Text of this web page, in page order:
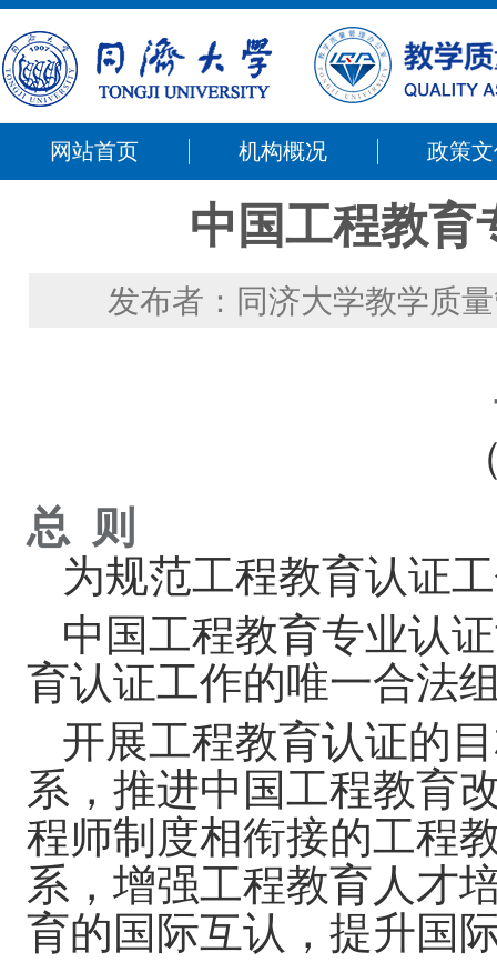
网站首页 机构概况 政策
中国工程教育
发布者：同济大学教学质
总 则
为规范工程教育认证
中国工程教育专业认
育认证工作的唯一合法
开展工程教育认证的
系，推进中国工程教育
程师制度相衔接的工程
系，增强工程教育人才
育的国际互认，提升国